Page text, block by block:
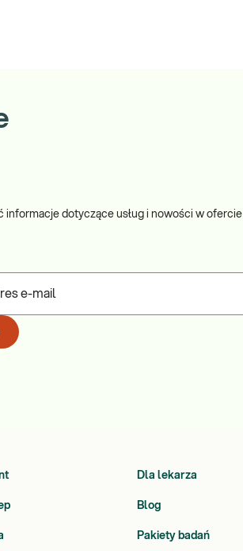
informacje dotyczące usług i nowości w ofercie
e-mail
Dla lekarza
Blog
Pakiety badań